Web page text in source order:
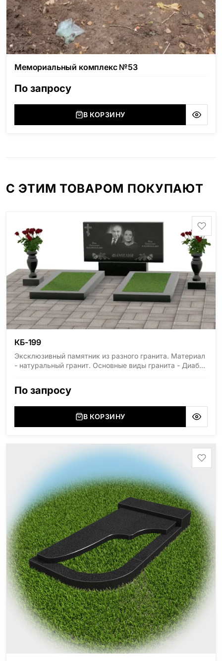
Мемориальный комплекс №53
По запросу
В КОРЗИНУ
С ЭТИМ ТОВАРОМ ПОКУПАЮТ
КБ-199
Эксклюзивный памятник из разного гранита. Материал
- натуральный гранит. Основные виды гранита - Диабаз
(Украина, Житомерская область), Лабродарит
(Украина, Житомерская область), Сюксюансаари
(Россия, Карелия), Амфиболит (Россия, Мурманская
минимальные стандартные размеры. [wpforms
По запросу
В КОРЗИНУ